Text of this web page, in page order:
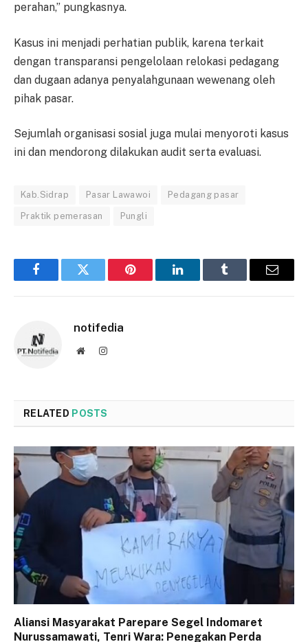
perahan,” pungkasnya.
Kasus ini menjadi perhatian publik, karena terkait
dengan transparansi pengelolaan relokasi pedagang
dan dugaan adanya penyalahgunaan wewenang oleh
pihak pasar.
Sejumlah organisasi sosial juga mulai menyoroti kasus
ini dan mendorong dilakukan audit serta evaluasi.
Kab.Sidrap Pasar Lawawoi Pedagang pasar
Praktik pemerasan Pungli
FacebookTwitter Pinterest LinkedInTumblr Email
notifedia
WebsiteInstagram
RELATED POSTS
Aliansi Masyarakat Parepare Segel Indomaret
Nurussamawati, Tenri Wara: Penegakan Perda